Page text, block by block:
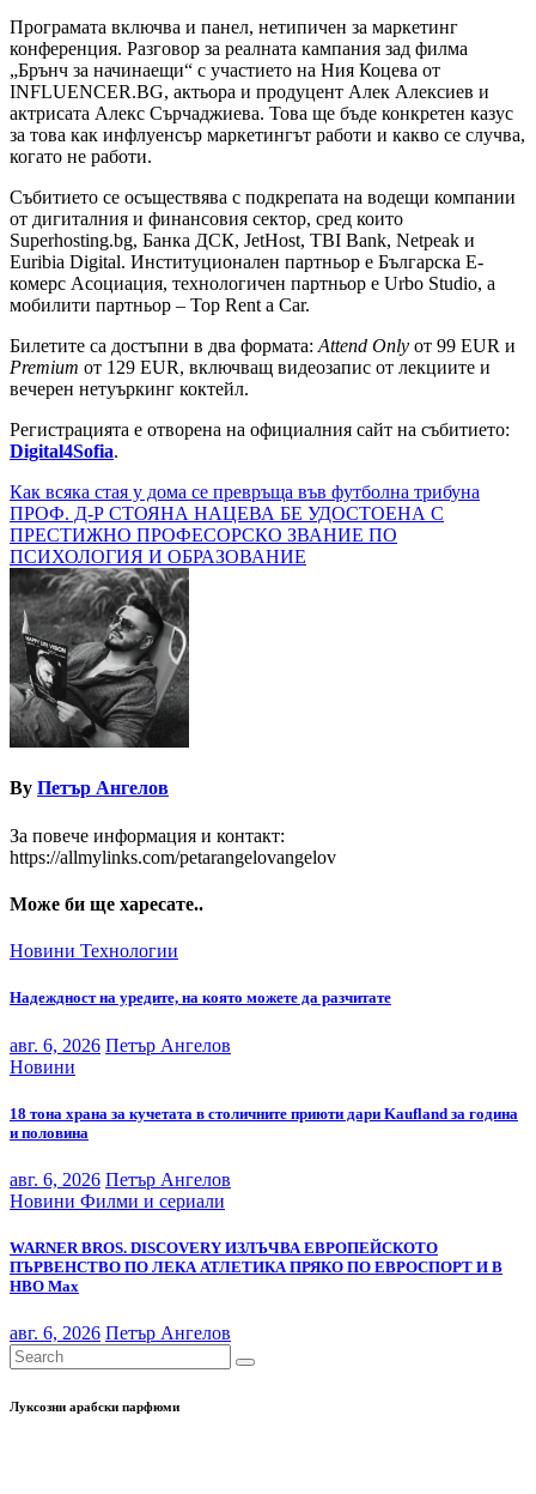
Програмата включва и панел, нетипичен за маркетинг
конференция. Разговор за реалната кампания зад филма
„Брънч за начинаещи“ с участието на Ния Коцева от
INFLUENCER.BG, актьора и продуцент Алек Алексиев и
актрисата Алекс Сърчаджиева. Това ще бъде конкретен казус
за това как инфлуенсър маркетингът работи и какво се случва,
когато не работи.
Събитието се осъществява с подкрепата на водещи компании
от дигиталния и финансовия сектор, сред които
Superhosting.bg, Банка ДСК, JetHost, TBI Bank, Netpeak и
Euribia Digital. Институционален партньор е Българска Е-
комерс Асоциация, технологичен партньор е Urbo Studio, а
мобилити партньор – Top Rent a Car.
Билетите са достъпни в два формата: Attend Only от 99 EUR и
Premium от 129 EUR, включващ видеозапис от лекциите и
вечерен нетуъркинг коктейл.
Регистрацията е отворена на официалния сайт на събитието:
Digital4Sofia.
Навигация
Как всяка стая у дома се превръща във футболна трибуна
ПРОФ. Д-Р СТОЯНА НАЦЕВА БЕ УДОСТОЕНА С
ПРЕСТИЖНО ПРОФЕСОРСКО ЗВАНИЕ ПО
ПСИХОЛОГИЯ И ОБРАЗОВАНИЕ
By Петър Ангелов
За повече информация и контакт:
https://allmylinks.com/petarangelovangelov
Може би ще харесате..
Новини Технологии
Надеждност на уредите, на която можете да разчитате
авг. 6, 2026 Петър Ангелов
Новини
18 тона храна за кучетата в столичните приюти дари Kaufland за година
и половина
авг. 6, 2026 Петър Ангелов
Новини Филми и сериали
WARNER BROS. DISCOVERY ИЗЛЪЧВА ЕВРОПЕЙСКОТО
ПЪРВЕНСТВО ПО ЛЕКА АТЛЕТИКА ПРЯКО ПО ЕВРОСПОРТ И В
НВО Мах
авг. 6, 2026 Петър Ангелов
Луксозни арабски парфюми